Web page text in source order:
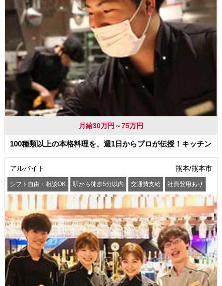
月給30万円～75万円
100種類以上の本格料理を、週1日からプロが伝授！キッチン
アルバイト 熊本/熊本市
シフト自由・相談OK 駅から徒歩5分以内 交通費支給 社員登用あり